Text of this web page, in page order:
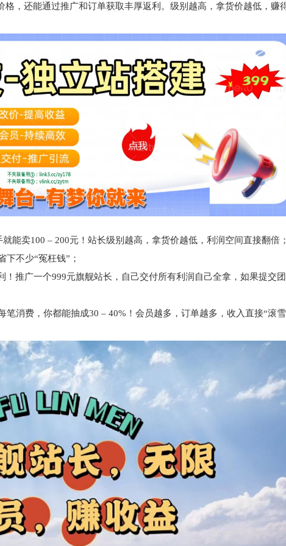
，还能通过推广和订单获取丰厚返利。级别越高，拿货价越低，赚
能卖100 – 200元！站长级别越高，拿货价越低，利润空间直接翻倍
不少“冤枉钱”；
推广一个999元旗舰站长，自己交付所有利润自己全拿，如果提交
消费，你都能抽成30 – 40%！会员越多，订单越多，收入直接“滚雪